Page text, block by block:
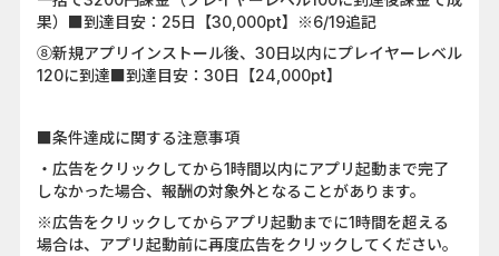
果）■到達目安：25日【30,000pt】※6/19追記
⑧新規アプリインストール後、30日以内にプレイヤーレベル
120に到達■到達目安：30日【24,000pt】
■条件達成に関する注意事項
・広告をクリックしてから1時間以内にアプリ起動まで完了
しなかった場合、報酬の対象外となることがあります。
※広告をクリックしてからアプリ起動までに1時間を超える
場合は、アプリ起動前に再度広告をクリックしてください。